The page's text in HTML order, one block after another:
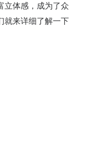
立体感，成为了众
就来详细了解一下